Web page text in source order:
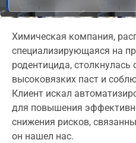
Химическая компания,
специализирующаяся на
родентицида,
высоковязких паст и
Клиент искал
для повышения
снижения рисков,
он нашел нас.